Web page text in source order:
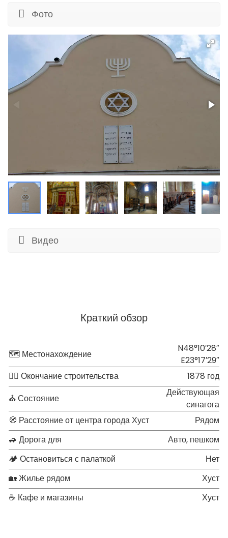
Фото
Видео
Краткий обзор
🗺 Местонахождение
N48°10′28″
E23°17′29″
👷‍♂️ Окончание строительства
1878 год
⛪ Состояние
Действующая
синагога
🧭 Расстояние от центра города Хуст
Рядом
🚙 Дорога для
Авто, пешком
🏕 Остановиться с палаткой
Нет
🏡 Жилье рядом
Хуст
☕ Кафе и магазины
Хуст